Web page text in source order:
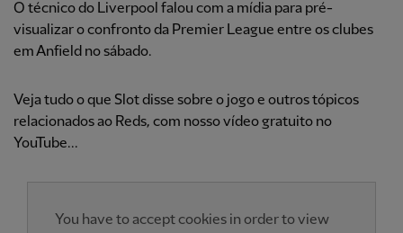
O técnico do Liverpool falou com a mídia para pré-
visualizar o confronto da Premier League entre os clubes
em Anfield no sábado.
Veja tudo o que Slot disse sobre o jogo e outros tópicos
relacionados ao Reds, com nosso vídeo gratuito no
YouTube...
You have to accept cookies in order to view